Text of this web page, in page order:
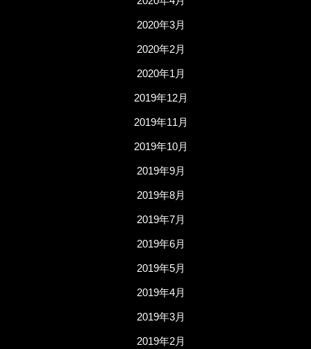
2020年3月
2020年2月
2020年1月
2019年12月
2019年11月
2019年10月
2019年9月
2019年8月
2019年7月
2019年6月
2019年5月
2019年4月
2019年3月
2019年2月